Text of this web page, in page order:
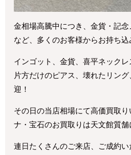
金相場高騰中につき、金貨・記
など、多くのお客様からお持ち込
インゴット、金貨、喜平ネックレ
片方だけのピアス、壊れたリン
迎！
その日の当店相場にて高価買取
ナ・宝石のお買取りは天文館質舗
連日たくさんのご来店、ご成約